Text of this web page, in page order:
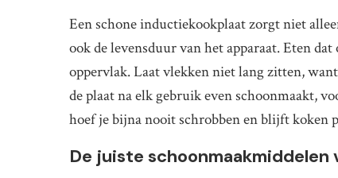
Een schone inductiekookplaat zorgt niet
ook de levensduur van het apparaat. Eten
oppervlak. Laat vlekken niet lang zitten,
de plaat na elk gebruik even schoonmaakt,
hoef je bijna nooit schrobben en blijft koken
De juiste schoonmaakmiddelen